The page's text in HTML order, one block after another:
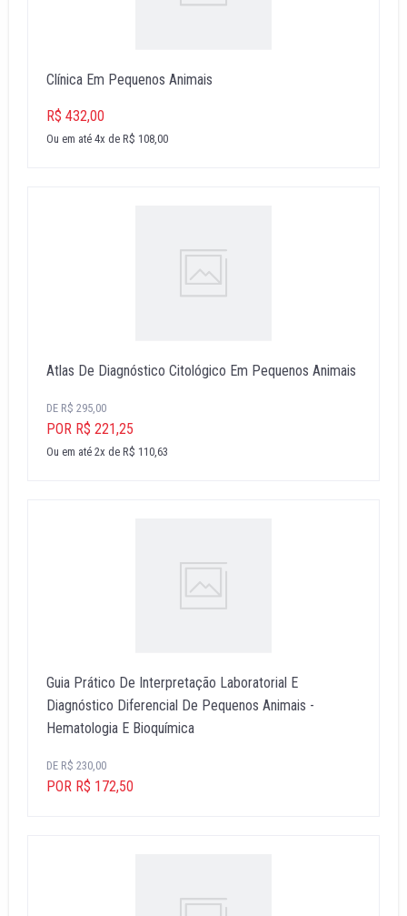
Clínica Em Pequenos Animais
R$ 432,00
Ou em até 4x de R$ 108,00
Atlas De Diagnóstico Citológico Em Pequenos Animais
DE R$ 295,00
POR R$ 221,25
Ou em até 2x de R$ 110,63
Guia Prático De Interpretação Laboratorial E
Diagnóstico Diferencial De Pequenos Animais -
Hematologia E Bioquímica
DE R$ 230,00
POR R$ 172,50